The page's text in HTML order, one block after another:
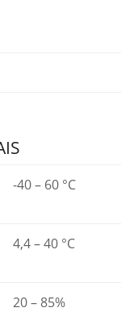
-40 – 60 °C
4,4 – 40 °C
20 – 85%